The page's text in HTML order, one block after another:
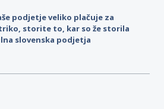
podjetje veliko plačuje za
storite to, kar so že storila
slovenska podjetja